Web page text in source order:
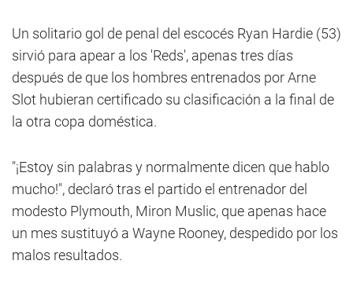
Un solitario gol de penal del escocés Ryan Hardie (53)
sirvió para apear a los 'Reds', apenas tres días
después de que los hombres entrenados por Arne
Slot hubieran certificado su clasificación a la final de
la otra copa doméstica.
"¡Estoy sin palabras y normalmente dicen que hablo
mucho!", declaró tras el partido el entrenador del
modesto Plymouth, Miron Muslic, que apenas hace
un mes sustituyó a Wayne Rooney, despedido por los
malos resultados.